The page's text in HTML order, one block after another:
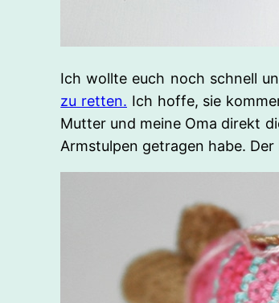
Ich wollte euch noch schnell
zu retten. Ich hoffe, sie
Mutter und meine Oma direkt
Armstulpen getragen habe.